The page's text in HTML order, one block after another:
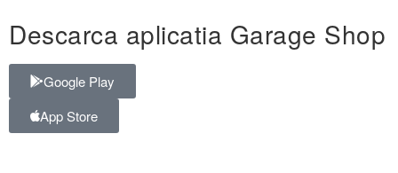
Descarca aplicatia Garage Shop
Google Play
App Store